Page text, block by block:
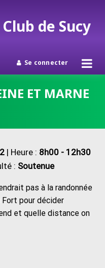
de Sucy
Se connecter
ET MARNE
| Heure : 8h00 - 12h30
: Soutenue
pas à la randonnée
Fort pour décider
et quelle distance on